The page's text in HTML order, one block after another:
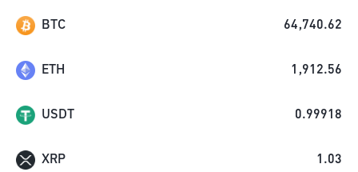
BTC 64,740.62
ETH 1,912.56
USDT 0.99918
XRP 1.03